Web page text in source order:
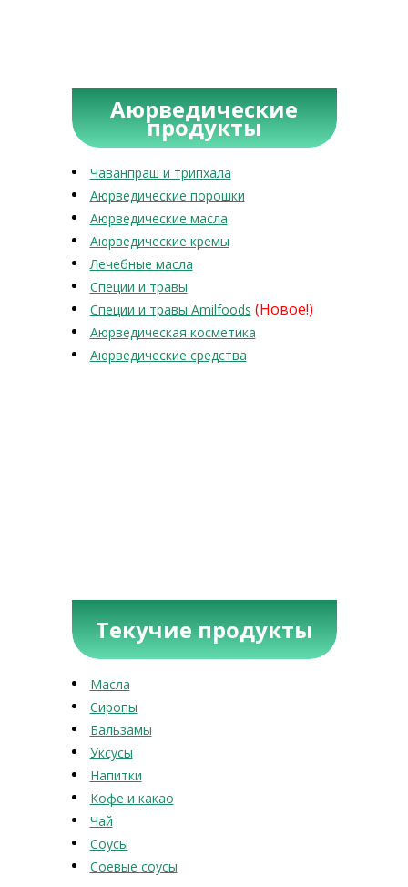
Аюрведические
продукты
Чаванпраш и трипхала
Аюрведические порошки
Аюрведические масла
Аюрведические кремы
Лечебные масла
Специи и травы
Специи и травы Amilfoods (Новое!)
Аюрведическая косметика
Аюрведические средства
Текучие продукты
Масла
Сиропы
Бальзамы
Уксусы
Напитки
Кофе и какао
Чай
Соусы
Соевые соусы